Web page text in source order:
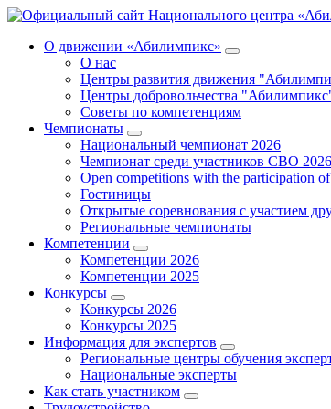
О движении «Абилимпикс»
О нас
Центры развития движения
Центры добровольчества
Советы по компетенциям
Чемпионаты
Национальный чемпионат 2026
Чемпионат среди участников СВО 2026
Open competitions with the participation
Гостиницы
Открытые соревнования с участием
Региональные чемпионаты
Компетенции
Компетенции 2026
Компетенции 2025
Конкурсы
Конкурсы 2026
Конкурсы 2025
Информация для экспертов
Региональные центры обучения
Национальные эксперты
Как стать участником